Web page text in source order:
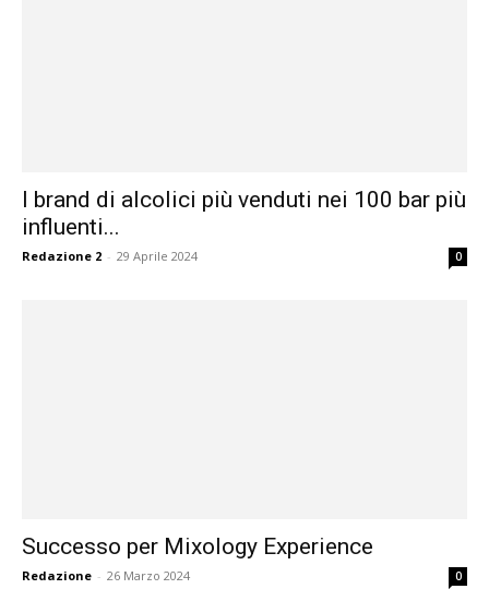
I brand di alcolici più venduti nei 100 bar più
influenti...
Redazione 2 - 29 Aprile 2024 0
Successo per Mixology Experience
Redazione - 26 Marzo 2024 0